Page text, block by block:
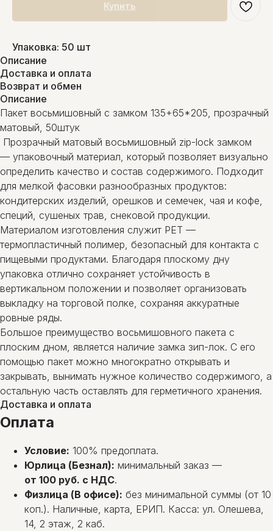
Купить
Упаковка: 50 шт
Описание
Доставка и оплата
Возврат и обмен
Описание
Пакет восьмишовный с замком 135+65*205, прозрачный
матовый, 50штук
Прозрачный матовый восьмишовный zip-lock замком
— упаковочный материал, который позволяет визуально
определить качество и состав содержимого. Подходит
для мелкой фасовки разнообразных продуктов:
кондитерских изделий, орешков и семечек, чая и кофе,
специй, сушеных трав, снековой продукции.
Материалом изготовления служит PET —
термопластичный полимер, безопасный для контакта с
пищевыми продуктами. Благодаря плоскому дну
упаковка отлично сохраняет устойчивость в
вертикальном положении и позволяет организовать
выкладку на торговой полке, сохраняя аккуратные
ровные ряды.
Большое преимущество восьмишовного пакета с
плоским дном, является наличие замка зип-лок. С его
помощью пакет можно многократно открывать и
закрывать, вынимать нужное количество содержимого, а
остальную часть оставлять для герметичного хранения.
Доставка и оплата
Оплата
Условие: 100% предоплата.
Юрлица (Безнал): минимальный заказ —
от 100 руб. с НДС.
Физлица (В офисе): без минимальной суммы (от 10
коп.). Наличные, карта, ЕРИП. Касса: ул. Олешева,
14, 2 этаж, 2 каб.